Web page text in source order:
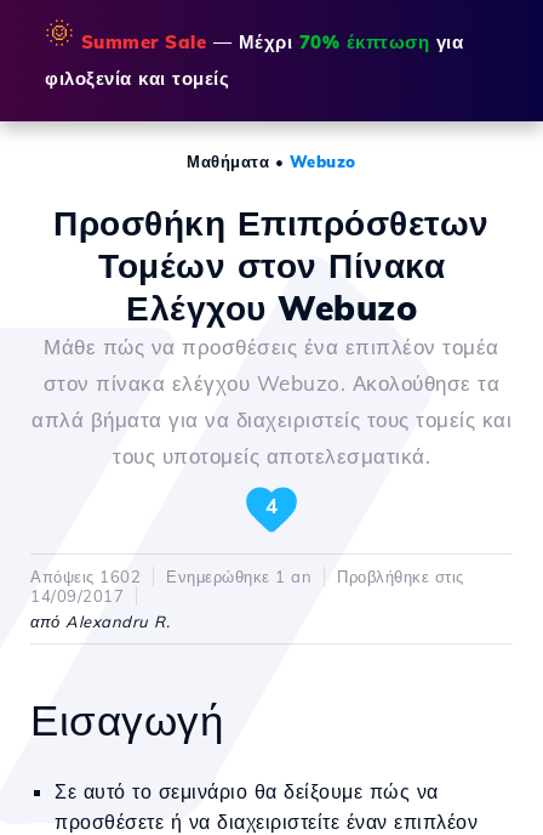
🌞 Summer Sale — Μέχρι 70% έκπτωση για
φιλοξενία και τομείς
Μαθήματα • Webuzo
Προσθήκη Επιπρόσθετων
Τομέων στον Πίνακα
Ελέγχου Webuzo
Μάθε πώς να προσθέσεις ένα επιπλέον τομέα
στον πίνακα ελέγχου Webuzo. Ακολούθησε τα
απλά βήματα για να διαχειριστείς τους τομείς και
τους υποτομείς αποτελεσματικά.
4
Απόψεις 1602 Ενημερώθηκε 1 an
Προβλήθηκε στις
14/09/2017
από Alexandru R.
Εισαγωγή
Σε αυτό το σεμινάριο θα δείξουμε πώς να
προσθέσετε ή να διαχειριστείτε έναν επιπλέον